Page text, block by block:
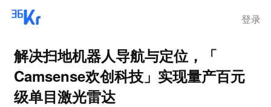
登录
解决扫地机器人导航与定位，「
Camsense欢创科技」实现量产百元
级单目激光雷达